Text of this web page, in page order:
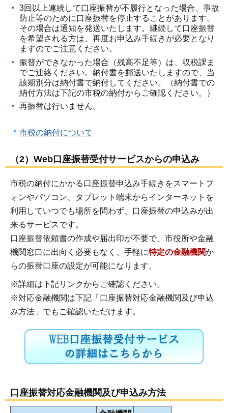
3回以上連続して口座振替が不履行となった場合、事故
防止等のために口座振替を停止することがあります。
その場合は通知を発送いたします。継続して口座振替
を希望される方は、再度お申込み手続きが必要となり
ますのでご注意ください。
振替ができなかった場合（残高不足等）は、収税課ま
でご連絡ください。納付書を郵送いたしますので、当
該期別分は納付書で納付してください。（納付書での
納付方法は下記の市税の納付からご確認ください。）
再振替は行いません。
市税の納付について
（2）Web口座振替受付サービスからの申込み
市税の納付にかかる口座振替申込み手続きをスマートフ
ォンやパソコン、タブレット端末からインターネットを
利用していつでも場所を問わず、口座振替の申込みが出
来るサービスです。
口座振替依頼書の作成や届出印が不要で、市役所や金融
機関窓口に出向く必要もなく、手軽に特定の金融機関か
らの振替口座の設定が可能になります。
※詳細は下記リンクからご確認ください。
※対応金融機関は下記「口座振替対応金融機関及び申込
み方法」でもご確認いただけます。
口座振替対応金融機関及び申込み方法